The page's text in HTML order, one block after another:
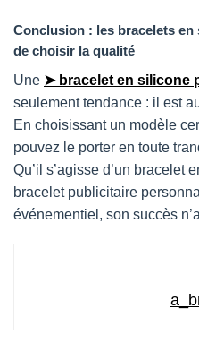
Conclusion : les bracelets
de choisir la qualité
Une ➤ bracelet en silicone
seulement tendance : il est
En choisissant un modèle
pouvez le porter en toute
Qu’il s’agisse d’un bracelet
bracelet publicitaire
événementiel, son succès